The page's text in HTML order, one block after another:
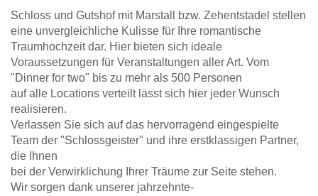
Schloss und Gutshof mit Marstall bzw. Zehentstadel stellen
eine unvergleichliche Kulisse für Ihre romantische
Traumhochzeit dar. Hier bieten sich ideale
Voraussetzungen für Veranstaltungen aller Art. Vom
"Dinner for two" bis zu mehr als 500 Personen
auf alle Locations verteilt lässt sich hier jeder Wunsch
realisieren.
Verlassen Sie sich auf das hervorragend eingespielte
Team der "Schlossgeister" und ihre erstklassigen Partner,
die Ihnen
bei der Verwirklichung Ihrer Träume zur Seite stehen.
Wir sorgen dank unserer jahrzehnte-